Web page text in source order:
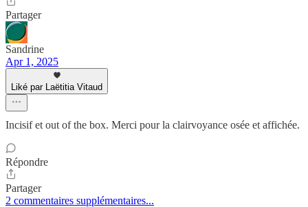
Partager
Sandrine
Apr 1, 2025
Liké par Laëtitia Vitaud
Incisif et out of the box. Merci pour la clairvoyance osée et affichée.
Répondre
Partager
2 commentaires supplémentaires...